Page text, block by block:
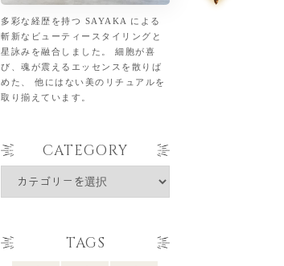
多彩な経歴を持つ SAYAKA による
斬新なビューティースタイリングと
星詠みを融合しました。 細胞が喜
び、魂が震えるエッセンスを散りば
めた、 他にはない美のリチュアルを
取り揃えています。
CATEGORY
Category
TAGS